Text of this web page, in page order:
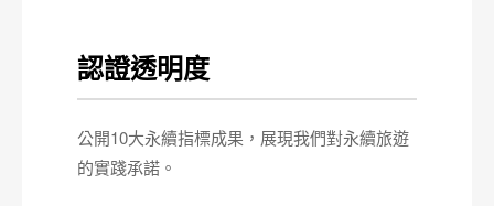
認證透明度
公開10大永續指標成果，展現我們對永續旅遊
的實踐承諾。